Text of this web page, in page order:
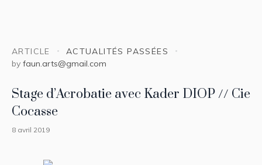
ARTICLE
ACTUALITÉS PASSÉES
by faun.arts@gmail.com
Stage d’Acrobatie avec Kader DIOP // Cie
Cocasse
8 avril 2019